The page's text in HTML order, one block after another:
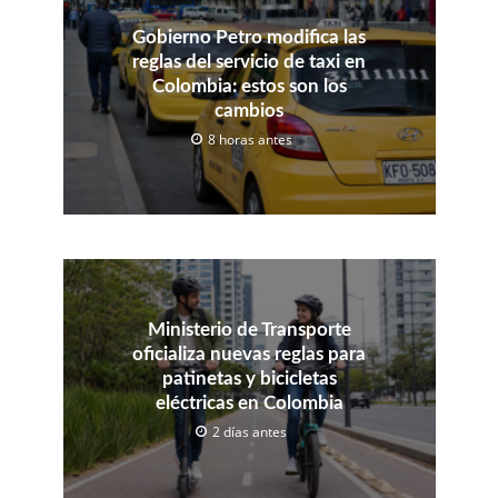
Gobierno Petro modifica las
reglas del servicio de taxi en
Colombia: estos son los
cambios
8 horas antes
Ministerio de Transporte
oficializa nuevas reglas para
patinetas y bicicletas
eléctricas en Colombia
2 días antes